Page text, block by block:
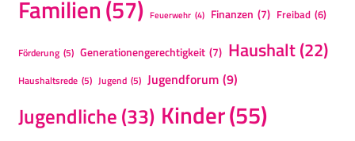
Familien(57) Feuerwehr (4) Finanzen (7) Freibad (6)
Förderung (5) Generationengerechtigkeit (7) Haushalt(22)
Haushaltsrede (5) Jugend (5) Jugendforum (9)
Jugendliche(33) Kinder(55)